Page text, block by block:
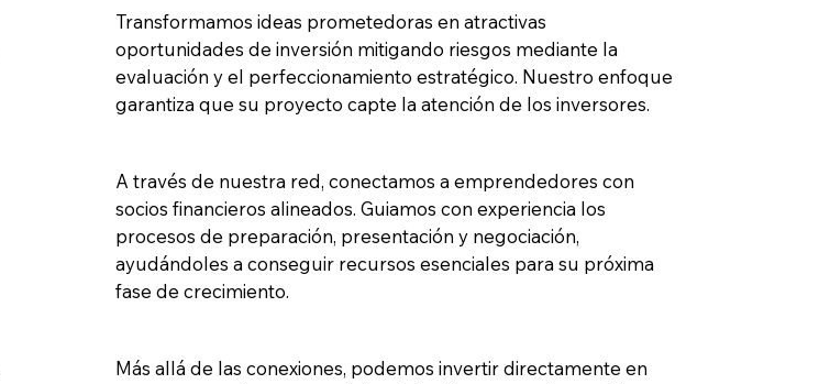
Transformamos ideas prometedoras en atractivas
oportunidades de inversión mitigando riesgos mediante la
evaluación y el perfeccionamiento estratégico. Nuestro enfoque
garantiza que su proyecto capte la atención de los inversores.
A través de nuestra red, conectamos a emprendedores con
socios financieros alineados. Guiamos con experiencia los
procesos de preparación, presentación y negociación,
ayudándoles a conseguir recursos esenciales para su próxima
fase de crecimiento.
Más allá de las conexiones, podemos invertir directamente en